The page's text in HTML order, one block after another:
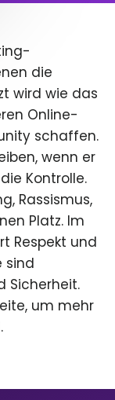
die
wird wie das
Online-
schaffen.
wenn er
Kontrolle.
Rassismus,
Platz. Im
Respekt und
sind
Sicherheit.
um mehr